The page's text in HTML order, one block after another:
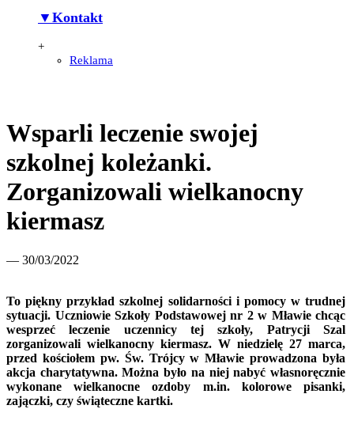
▼Kontakt
+
Reklama
Wsparli leczenie swojej
szkolnej koleżanki.
Zorganizowali wielkanocny
kiermasz
— 30/03/2022
To piękny przykład szkolnej solidarności i pomocy w trudnej
sytuacji. Uczniowie Szkoły Podstawowej nr 2 w Mławie chcąc
wesprzeć leczenie uczennicy tej szkoły, Patrycji Szal
zorganizowali wielkanocny kiermasz. W niedzielę 27 marca,
przed kościołem pw. Św. Trójcy w Mławie prowadzona była
akcja charytatywna. Można było na niej nabyć własnoręcznie
wykonane wielkanocne ozdoby m.in. kolorowe pisanki,
zajączki, czy świąteczne kartki.